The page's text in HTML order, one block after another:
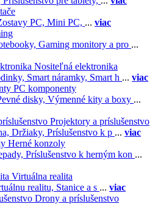
PC, Mini PC, ... viac
Gaming monitory a pro ...
Nositeľná elektronika
Smart náramky, Smart h ... viac
PC komponenty
disky, Výmenné kity a boxy ...
Projektory a príslušenstvo
Držiaky, Príslušenstvo k p ... viac
Herné konzoly
Príslušenstvo k herným kon ...
Virtuálna realita
realitu, Stanice a s ... viac
Drony a príslušenstvo